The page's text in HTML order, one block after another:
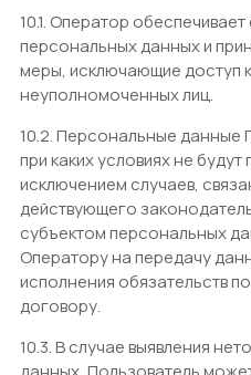
10.1. Оператор
персональных данных и
меры, исключающие доступ
неуполномоченных лиц.
10.2. Персональные данные
при каких условиях не
исключением случаев,
действующего
субъектом персональных
Оператору на передачу
исполнения обязательств
договору.
10.3. В случае выявления